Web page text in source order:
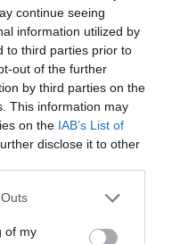
continue seeing
information utilized by
to third parties prior to
out of the further
by third parties on the
This information may
on the IAB’s List of
disclose it to other
of my